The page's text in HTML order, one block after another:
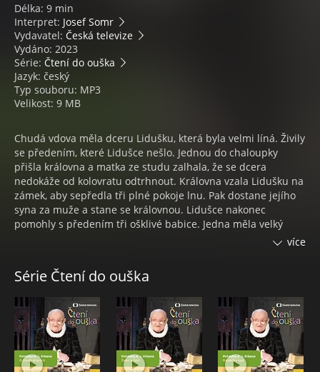
Délka: 9 min
Interpret: Josef Somr
Vydavatel: Česká televize
Vydáno: 2023
Série: Čtení do ouška
Jazyk: český
Typ souboru: MP3
Velikost: 9 MB
Chudá vdova měla dceru Lidušku, která byla velmi líná. Živily
se předením, které Lidušce nešlo. Jednou do chaloupky
přišla královna a matka ze studu zalhala, že se dcera
nedokáže od kolovratu odtrhnout. Královna vzala Lidušku na
zámek, aby sepředla tři plné pokoje lnu. Pak dostane jejího
syna za muže a stane se královnou. Lidušce nakonec
pomohly s předením tři ošklivé babice. Jedna měla velký
dolní ret, ta druhá měla široký palec na ruce a třetí měla
svatbu jako vlastní tetičky. Mladý král se ptal tetiček, od čeho
mají ten palec, ret a nohu a ony mu odpověděly, že od
předení. Král se lekl a zakázal své ženě Lidušce příst.
JOSEF SOMR
Nejlepší pohádky pro děti jsou ty, které jim někdo vypráví. A
pokud je to takový vypravěč, jako byl Josef Somr, o to větší
radost pohádky přináší. Josef Somr vystudoval gymnázium a
více
Série Čtení do ouška